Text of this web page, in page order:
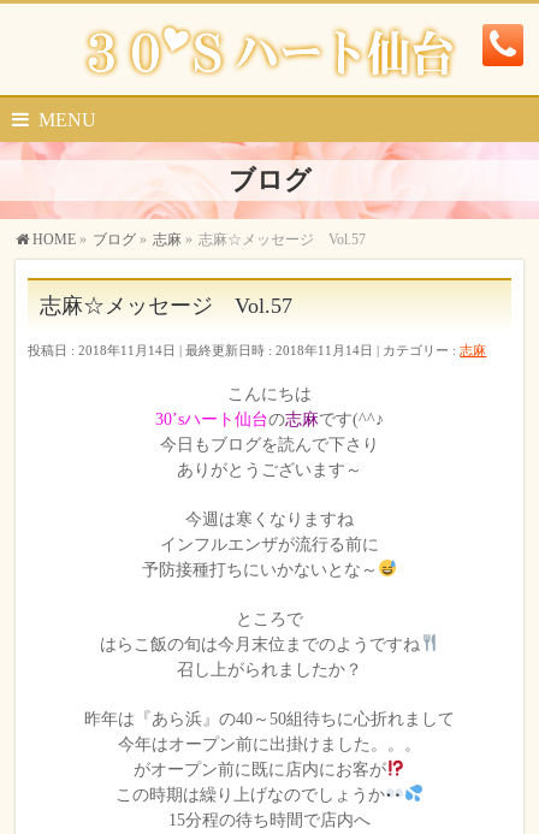
MENU
ブログ
HOME » ブログ » 志麻 » 志麻☆メッセージ Vol.57
志麻☆メッセージ Vol.57
投稿日 : 2018年11月14日 最終更新日時 : 2018年11月14日 カテゴリー :志麻
こんにちは
30’sハート仙台の志麻です(^^♪
今日もブログを読んで下さり
ありがとうございます～
今週は寒くなりますね
インフルエンザが流行る前に
予防接種打ちにいかないとな～
ところで
はらこ飯の旬は今月末位までのようですね
召し上がられましたか？
昨年は『あら浜』の40～50組待ちに心折れまして
今年はオープン前に出掛けました。。。
がオープン前に既に店内にお客が
この時期は繰り上げなのでしょうか
15分程の待ち時間で店内へ